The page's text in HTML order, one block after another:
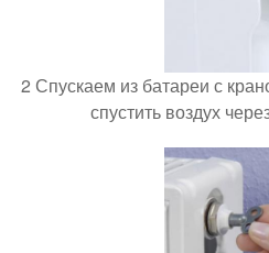
2 Спускаем из батареи с
спустить воздух